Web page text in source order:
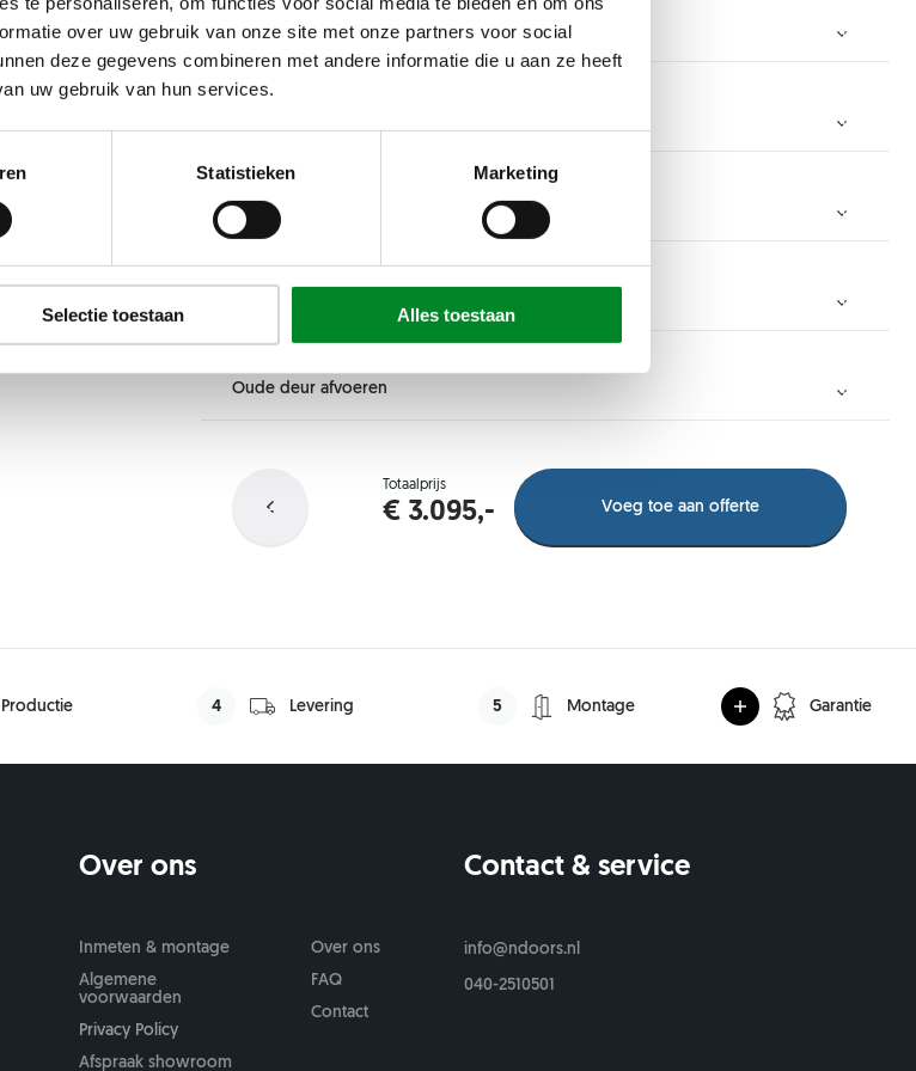
over uw gebruik van onze site met onze partners voor social
deze gegevens combineren met andere informatie die u aan ze heeft
uw gebruik van hun services.
Statistieken Marketing
Selectie toestaan Alles toestaan
Deur tot aan plafond
Nee
Afmetingen
Hoogte
mm
Min: 1800 mm - Max: 3000 mm
Breedte
Max: 1150 mm
Glas
Oude deur afvoeren
Totaalprijs
€ 3.095,- Voeg toe aan offerte
Productie 4 Levering 5 Montage Garantie
Over ons
Inmeten & montage
Algemene
voorwaarden
Privacy Policy
Afspraak showroom
Over ons
FAQ
Contact
Contact & service
info@ndoors.nl
040-2510501